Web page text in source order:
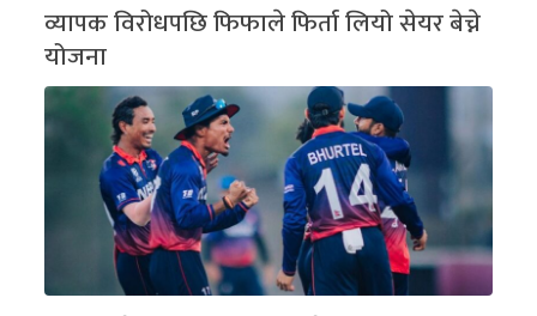
व्यापक विरोधपछि फिफाले फिर्ता लियो सेयर बेच्ने
योजना